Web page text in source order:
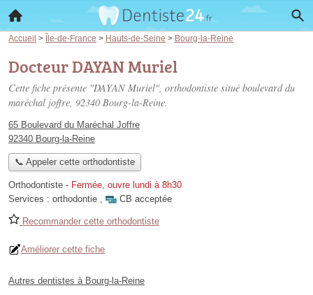
Accueil > Île-de-France > Hauts-de-Seine > Bourg-la-Reine
Docteur DAYAN Muriel
Cette fiche présente "DAYAN Muriel", orthodontiste situé boulevard du
maréchal joffre, 92340 Bourg-la-Reine.
65 Boulevard du Maréchal Joffre
92340 Bourg-la-Reine
📞 Appeler cette orthodontiste
Orthodontiste - Fermée, ouvre lundi à 8h30
Services : orthodontie , CB acceptée
Recommander cette orthodontiste
Améliorer cette fiche
Autres dentistes à Bourg-la-Reine